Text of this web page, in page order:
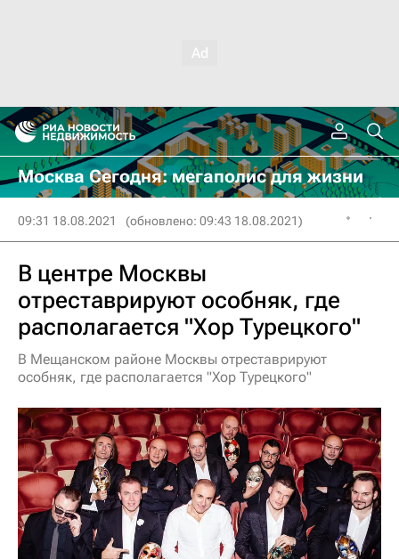
Москва Сегодня: мегаполис для жизни
09:31 18.08.2021 (обновлено: 09:43 18.08.2021)
В центре Москвы
отреставрируют особняк, где
располагается "Хор Турецкого"
В Мещанском районе Москвы отреставрируют
особняк, где располагается "Хор Турецкого"